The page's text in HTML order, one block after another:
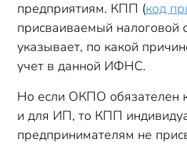
предприятиям. КПП (код
присваиваемый налоговой
указывает, по какой
учет в данной ИФНС.
Но если ОКПО обязателен
и для ИП, то КПП
предпринимателям не